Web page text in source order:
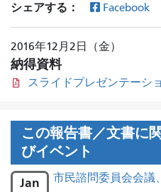
シェアする： Facebook
2016年12月2日（金）
納得資料
スライドプレゼンテーショ
この報告書／文書に
びイベント
Jan 市民諮問委員会会議